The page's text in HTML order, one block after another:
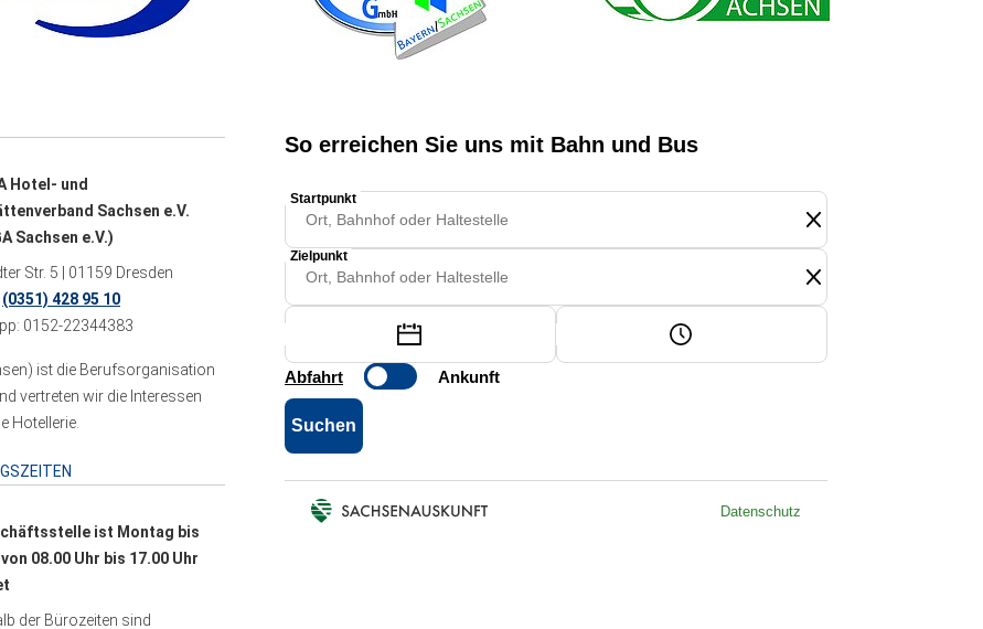
Hotel- und
Sachsen e.V.
Sachsen e.V.)
Str. 5 | 01159 Dresden
(0351) 428 95 10
0152-22344383
ist die Berufsorganisation
vertreten wir die Interessen
Hotellerie.
ist Montag bis
08.00 Uhr bis 17.00 Uhr
der Bürozeiten sind